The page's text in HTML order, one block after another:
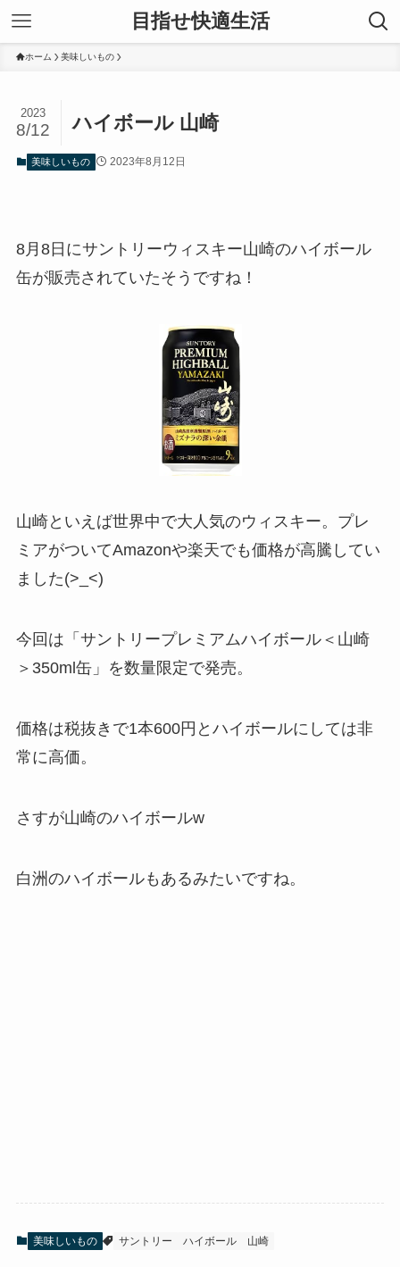
目指せ快適生活
ホーム 美味しいもの
ハイボール 山崎
2023
8/12
美味しいもの 2023年8月12日
8月8日にサントリーウィスキー山崎のハイボール
缶が販売されていたそうですね！
山崎といえば世界中で大人気のウィスキー。プレ
ミアがついてAmazonや楽天でも価格が高騰してい
ました(>_<)
今回は「サントリープレミアムハイボール＜山崎
＞350ml缶」を数量限定で発売。
価格は税抜きで1本600円とハイボールにしては非
常に高価。
さすが山崎のハイボールw
白洲のハイボールもあるみたいですね。
美味しいもの サントリー ハイボール 山崎